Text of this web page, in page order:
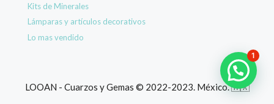
Kits de Minerales
Lámparas y artículos decorativos
Lo mas vendido
LOOAN - Cuarzos y Gemas © 2022-2023. México. 🇲🇽
0 artículo -$ 0
Finalizar Compra
1